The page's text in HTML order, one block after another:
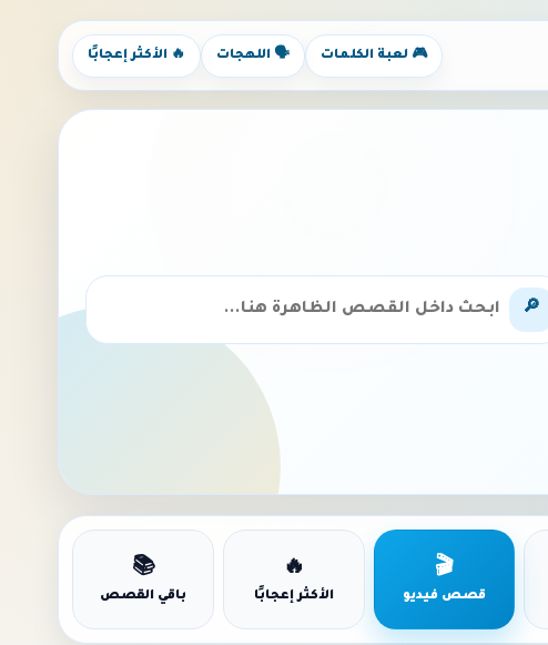
🎮 لعبة الكلمات 🗣️ اللهجات 🔥 الأكثر إعجابًا
🔎
🎬
قصص فيديو
🔥
الأكثر إعجابًا
📚
باقي القصص